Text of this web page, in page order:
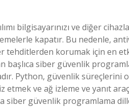
bilgisayarınızı ve diğer
kapatır. Bu nedenle,
tehditlerden korumak için en
başlıca siber güvenlik
Python, güvenlik
ve ağ izleme ve yanıt
siber güvenlik programlama